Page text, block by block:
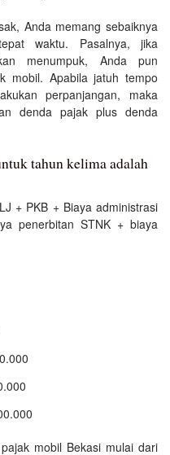
Anda memang sebaiknya
waktu. Pasalnya, jika
menumpuk, Anda pun
mobil. Apabila jatuh tempo
perpanjangan, maka
denda pajak plus denda
tahun kelima adalah
+ PKB + Biaya administrasi
penerbitan STNK + biaya
mobil Bekasi mulai dari